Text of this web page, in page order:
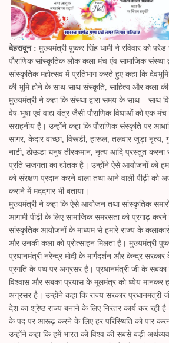
देहरादून : मुख्यमंत्री पुष्कर सिंह धामी ने रविवार को
पौराणिक सांस्कृतिक लोक कला मंच एंव सामाजिक संस्था
सांस्कृतिक महोत्सव में प्रतिभाग करते हुए कहा कि
की भूमि होने के साथ-साथ संस्कृति, साहित्य और कला की
मुख्यमंत्री ने कहा कि संस्था द्वारा समय के साथ – साथ
वेष-भूषा एवं वाद्य यंत्र जैसी पौराणिक विधाओं को एक
सराहनीय है। उन्होंने कहा कि पौराणिक संस्कृति पर
सागर, केदार वाच्छा, विरूडी, हारूल, तलवार जुड़ा नृत्य,
नाटी, ठोऊडा धनुष तीरकमान, नृत्य आदि प्रस्तुत
प्रति सजगता का द्योतक है। उन्होंने ऐसे आयोजनों को
को संरक्षण प्रदान करने वाला तथा आने वाली पीढ़ी को
कराने में मददगार भी बताया।
मुख्यमंत्री ने कहा कि ऐसे आयोजन तथा सांस्कृतिक
आगामी पीढ़ी के लिए सामाजिक समरसता को प्रगाढ़
सांस्कृतिक आयोजनों के माध्यम से हमारे राज्य के
और उनकी कला को प्रोत्साहन मिलता है। मुख्यमंत्री
प्रधानमंत्री नरेन्द्र मोदी के मार्गदर्शन और केन्द्र
प्रगति के पथ पर अग्रसर है। प्रधानमंत्री जी के
विश्वास और सबका प्रयास के मूलमंत्र को ध्येय मानकर
अग्रसर है। उन्होंने कहा कि राज्य सरकार प्रधानमंत्री
देश का श्रेष्ठ राज्य बनाने के लिए निरंतर कार्य कर रही
के पद पर आरूढ़ करने के लिए हर परिस्थिति को पार
उन्होंने कहा कि हमें भारत को विश्व की सबसे बड़ी